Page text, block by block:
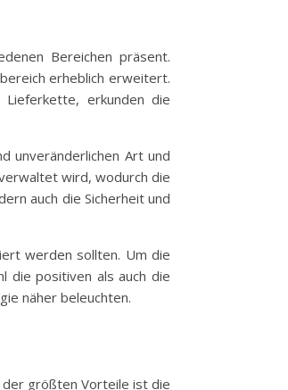
Bereichen präsent.
erheblich erweitert.
Lieferkette, erkunden die
unveränderlichen Art und
wird, wodurch die
auch die Sicherheit und
werden sollten. Um die
die positiven als auch die
näher beleuchten.
der größten Vorteile ist die